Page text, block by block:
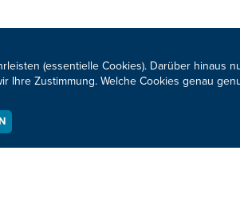
Neuigkeiten
(essentielle Cookies). Darüber hinaus
Ihre Zustimmung. Welche Cookies genau